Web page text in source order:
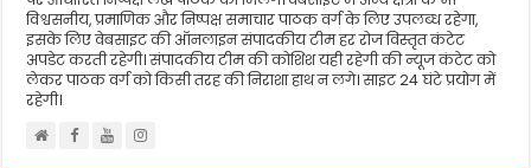
विश्वसनीय, प्रमाणिक और निष्पक्ष समाचार पाठक वर्ग के लिए उपलब्ध रहेगा,
इसके लिए वेबसाइट की ऑनलाइन संपादकीय टीम हर रोज विस्तृत कंटेट
अपडेट करती रहेगी। संपादकीय टीम की कोशिश यही रहेगी की न्यूज कंटेट को
लेकर पाठक वर्ग को किसी तरह की निराशा हाथ न लगे। साइट 24 घंटे प्रयोग में
रहेगी।